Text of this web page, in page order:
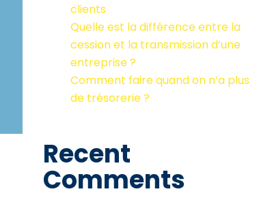
clients
Quelle est la différence entre la
cession et la transmission d’une
entreprise ?
Comment faire quand on n’a plus
de trésorerie ?
Recent
Comments